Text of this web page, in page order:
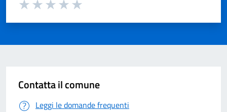
Contatta il comune
Leggi le domande frequenti